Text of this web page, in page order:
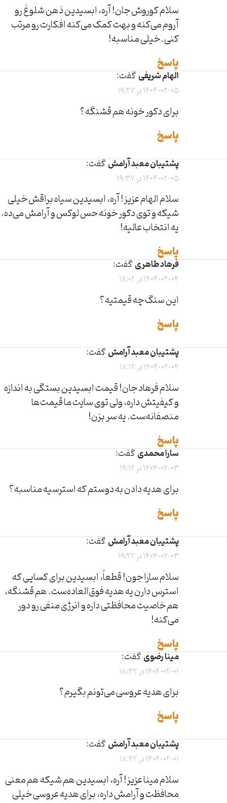
سلام کوروش جان! آره، ابسیدین ذهن شلوغ رو
آروم می‌کنه و بهت کمک می‌کنه افکارت رو مرتب
کنی. خیلی مناسبه!
پاسخ
الهام شریفیگفت:
1404-02-05 در 19:27
برای دکور خونه هم قشنگه؟
پاسخ
پشتیبان معبد آرامشگفت:
1404-02-05 در 19:37
سلام الهام عزیز! آره، ابسیدین سیاه براقش خیلی
شیکه و توی دکور خونه حس لوکس و آرامش می‌ده.
یه انتخاب عالیه!
پاسخ
فرهاد طاهریگفت:
1404-02-04 در 18:02
این سنگ چه قیمتیه؟
پاسخ
پشتیبان معبد آرامشگفت:
1404-02-04 در 18:12
سلام فرهاد جان! قیمت ابسیدین بستگی به اندازه
و کیفیتش داره، ولی توی سایت ما قیمت‌ها
منصفانه‌ست. یه سر بزن!
پاسخ
سارا محمدیگفت:
1404-02-03 در 19:12
برای هدیه دادن به دوستم که استرسیه مناسبه؟
پاسخ
پشتیبان معبد آرامشگفت:
1404-02-03 در 19:22
سلام سارا جون! قطعاً، ابسیدین برای کسایی که
استرس دارن یه هدیه فوق‌العاده‌ست. هم قشنگه،
هم خاصیت محافظتی داره و انرژی منفی رو دور
می‌کنه!
پاسخ
مینا رضویگفت:
1404-02-01 در 18:32
برای هدیه عروسی می‌تونم بگیرم؟
پاسخ
پشتیبان معبد آرامشگفت:
1404-02-01 در 18:42
سلام مینا عزیز! آره، ابسیدین هم شیکه هم معنی
محافظت و آرامش داره، برای هدیه عروسی خیلی